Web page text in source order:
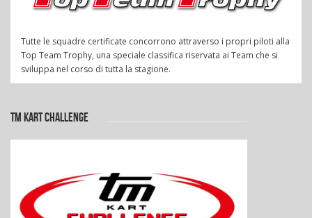
Tutte le squadre certificate concorrono attraverso i propri piloti alla
Top Team Trophy, una speciale classifica riservata ai Team che si
sviluppa nel corso di tutta la stagione.
TM KART CHALLENGE